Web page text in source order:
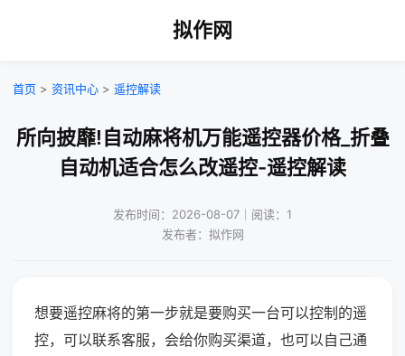
拟作网
首页 > 资讯中心 > 遥控解读
所向披靡!自动麻将机万能遥控器价格_折叠
自动机适合怎么改遥控-遥控解读
发布时间：2026-08-07｜阅读：1
发布者：拟作网
想要遥控麻将的第一步就是要购买一台可以控制的遥
控，可以联系客服，会给你购买渠道，也可以自己通